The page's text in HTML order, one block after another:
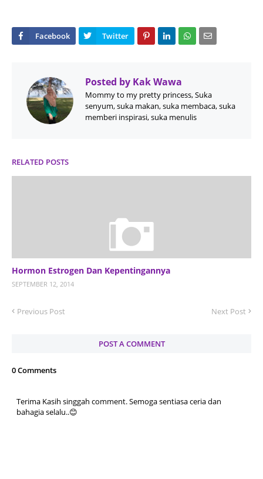
Posted by Kak Wawa
Mommy to my pretty princess, Suka
senyum, suka makan, suka membaca, suka
memberi inspirasi, suka menulis
RELATED POSTS
Hormon Estrogen Dan Kepentingannya
SEPTEMBER 12, 2014
Previous Post Next Post
POST A COMMENT
0 Comments
Terima Kasih singgah comment. Semoga sentiasa ceria dan
bahagia selalu..😊